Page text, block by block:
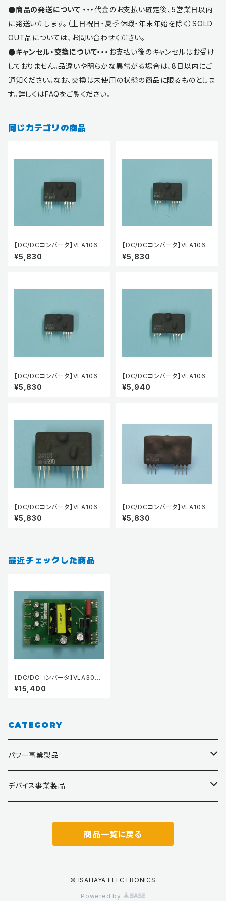
●商品の発送について ・・・代金のお支払い確定後、5営業日以内
に発送いたします。（土日祝日・夏季休暇・年末年始を除く）SOLD
OUT品については、お問い合わせください。
●キャンセル・交換について・・・ お支払い後のキャンセルはお受け
しておりません。品違いや明らかな異常がる場合は、8日以内にご
通知ください。なお、交換は未使用の状態の商品に限るものとしま
す。詳しくはFAQをご覧ください。
同じカテゴリの商品
【DC/DCコンバータ】VLA106-1
5051
¥5,830
【DC/DCコンバータ】VLA106-1
5151
¥5,830
【DC/DCコンバータ】VLA106-1
5242
¥5,830
【DC/DCコンバータ】VLA106-
24051
¥5,940
【DC/DCコンバータ】VLA106-
24151
¥5,830
【DC/DCコンバータ】VLA106-
24242
¥5,830
最近チェックした商品
【DC/DCコンバータ】VLA303A
-01R
¥15,400
CATEGORY
パワー事業製品
ゲートドライバ
ハイブリッドIC
デバイス事業製品
トランジスタ・ダイオード
商品一覧に戻る
© ISAHAYA ELECTRONICS
Powered by